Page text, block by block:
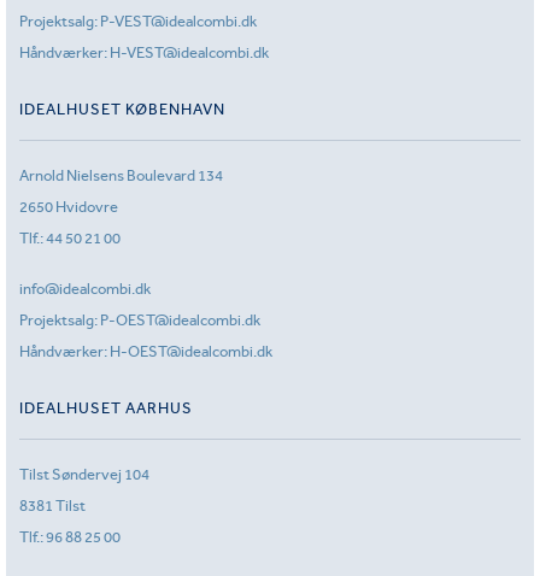
Projektsalg: P-VEST@idealcombi.dk
Håndværker: H-VEST@idealcombi.dk
IDEALHUSET KØBENHAVN
Arnold Nielsens Boulevard 134
2650 Hvidovre
Tlf.:44 50 21 00
info@idealcombi.dk
Projektsalg: P-OEST@idealcombi.dk
Håndværker: H-OEST@idealcombi.dk
IDEALHUSET AARHUS
Tilst Søndervej 104
8381 Tilst
Tlf.:96 88 25 00